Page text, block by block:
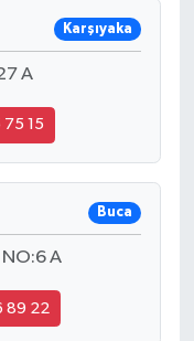
Karşıyaka
A
75 15
Buca
NO:6 A
89 22